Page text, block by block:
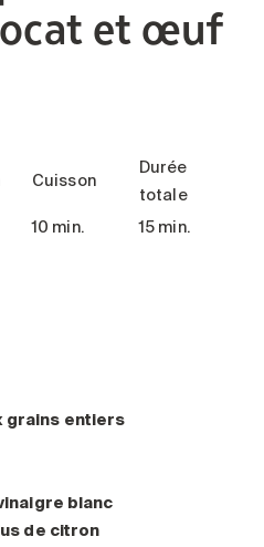
et œuf
Cuisson
Durée
totale
10 min. 15 min.
grains entiers
blanc
de citron